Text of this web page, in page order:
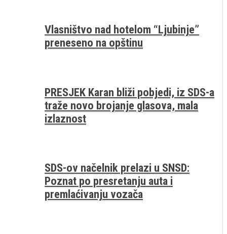
Vlasništvo nad hotelom “Ljubinje”
preneseno na opštinu
PRESJEK Karan bliži pobjedi, iz SDS-a
traže novo brojanje glasova, mala
izlaznost
SDS-ov načelnik prelazi u SNSD:
Poznat po presretanju auta i
premlaćivanju vozača